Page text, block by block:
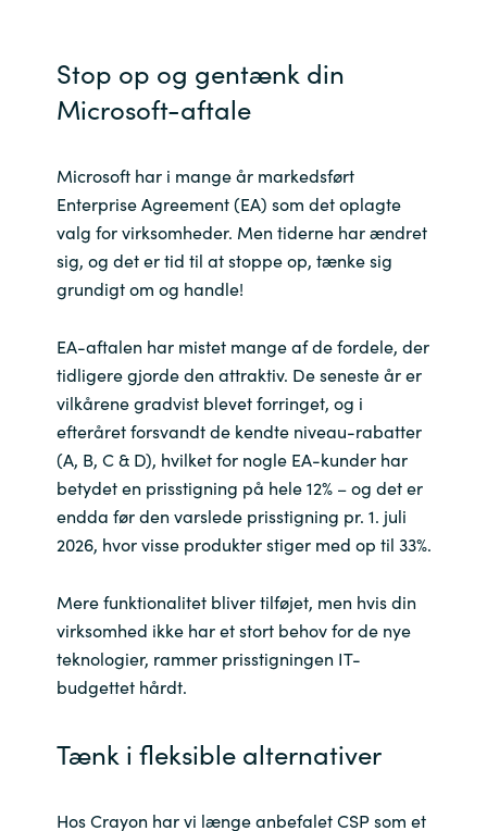
Finland
Germany
Hungary
India
Indonesia
Kingdom of Saudi Arabia
Kuwait
Latvia
Lithuania
Middle East
Netherlands
Stop op og gentænk din
Microsoft-aftale
Microsoft har i mange år markedsført
Enterprise Agreement (EA) som det oplagte
valg for virksomheder. Men tiderne har ændret
sig, og det er tid til at stoppe op, tænke sig
grundigt om og handle!
EA-aftalen har mistet mange af de fordele, der
tidligere gjorde den attraktiv. De seneste år er
vilkårene gradvist blevet forringet, og i
efteråret forsvandt de kendte niveau-rabatter
(A, B, C & D), hvilket for nogle EA-kunder har
betydet en prisstigning på hele 12% – og det er
endda før den varslede prisstigning pr. 1. juli
2026, hvor visse produkter stiger med op til 33%.
Mere funktionalitet bliver tilføjet, men hvis din
virksomhed ikke har et stort behov for de nye
teknologier, rammer prisstigningen IT-
budgettet hårdt.
Tænk i fleksible alternativer
Hos Crayon har vi længe anbefalet CSP som et